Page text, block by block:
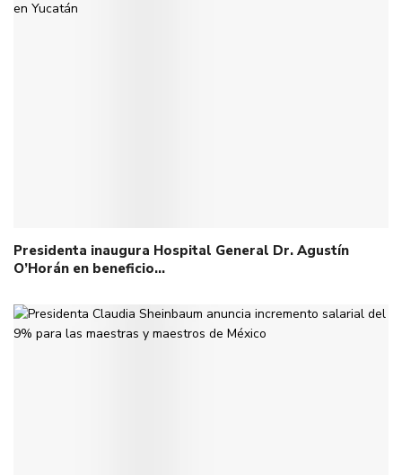
Presidenta inaugura Hospital General Dr. Agustín
O’Horán en beneficio…